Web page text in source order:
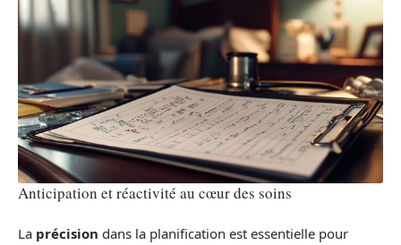
Anticipation et réactivité au cœur des soins
La précision dans la planification est essentielle pour